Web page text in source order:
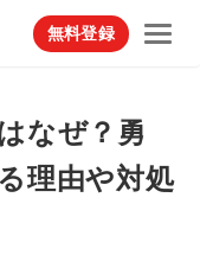
無料登録
なぜ？勇
理由や対処